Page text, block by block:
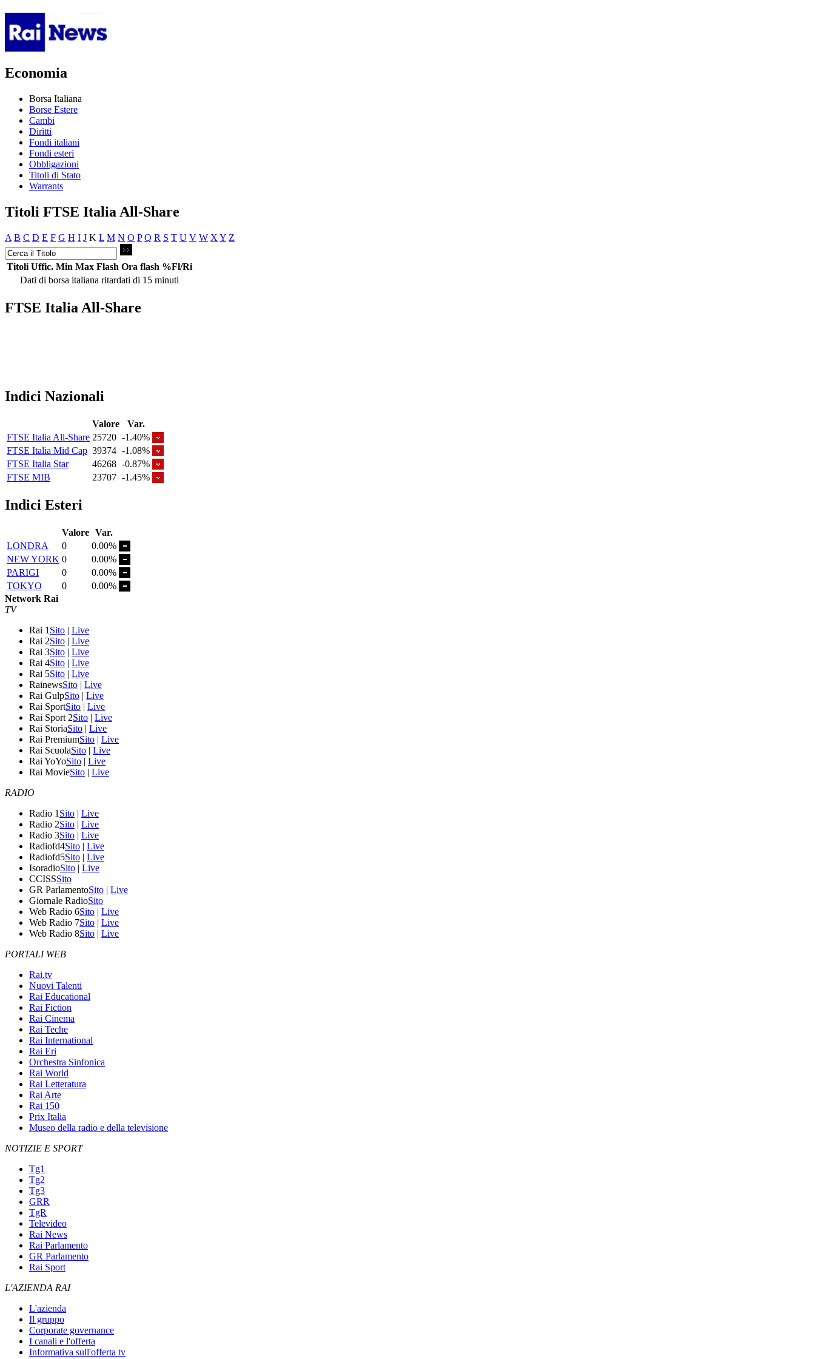
Economia
Borsa Italiana
Borse Estere
Cambi
Diritti
Fondi italiani
Fondi esteri
Obbligazioni
Titoli di Stato
Warrants
Titoli FTSE Italia All-Share
A B C D E F G H I J K L M N O P Q R S T U V W X Y Z
Titoli Uffic. Min Max Flash Ora flash %Fl/Ri
Dati di borsa italiana ritardati di 15 minuti
FTSE Italia All-Share
Indici Nazionali
Valore
Var.
FTSE Italia All-Share 25720 -1.40%
FTSE Italia Mid Cap 39374 -1.08%
FTSE Italia Star
46268 -0.87%
FTSE MIB
23707 -1.45%
Indici Esteri
Valore Var.
LONDRA
0
0.00%
NEW YORK 0
0.00%
PARIGI
0
0.00%
TOKYO
0
0.00%
Network Rai
TV
Rai 1 Sito | Live
Rai 2Sito | Live
Rai 3Sito | Live
Rai 4Sito | Live
Rai 5Sito | Live
RainewsSito | Live
Rai GulpSito | Live
Rai SportSito | Live
Rai Sport 2Sito | Live
Rai StoriaSito | Live
Rai PremiumSito | Live
Rai ScuolaSito | Live
Rai YoYoSito | Live
Rai MovieSito | Live
RADIO
Radio 1 Sito | Live
Radio 2Sito | Live
Radio 3Sito | Live
Radiofd4Sito | Live
Radiofd5Sito | Live
IsoradioSito | Live
CCISSSito
GR ParlamentoSito | Live
Giornale RadioSito
Web Radio 6Sito | Live
Web Radio 7Sito | Live
Web Radio 8Sito | Live
PORTALI WEB
Rai.tv
Nuovi Talenti
Rai Educational
Rai Fiction
Rai Cinema
Rai Teche
Rai International
Rai Eri
Orchestra Sinfonica
Rai World
Rai Letteratura
Rai Arte
Rai 150
Prix Italia
Museo della radio e della televisione
NOTIZIE E SPORT
Tg1
Tg2
Tg3
GRR
TgR
Televideo
Rai News
Rai Parlamento
GR Parlamento
Rai Sport
L'AZIENDA RAI
L'azienda
Il gruppo
Corporate governance
I canali e l'offerta
Informativa sull'offerta tv